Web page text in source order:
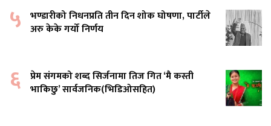
५ भण्डारीको निधनप्रति तीन दिन शोक घोषणा, पार्टीले
अरु केके गर्यो निर्णय
६ प्रेम संगमको शब्द सिर्जनामा तिज गित ‘मै कस्ती
भाकिछु’ सार्वजनिक(भिडिओसहित)